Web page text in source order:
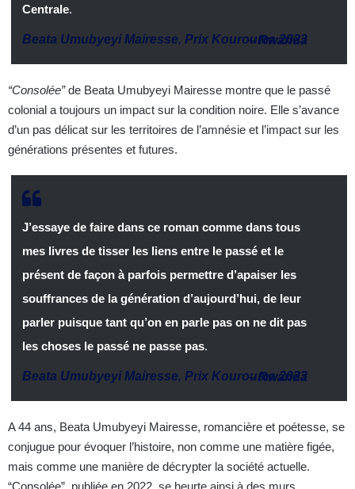
Centrale.
Beata Umubyeyi Mairesse, Prix Kourouma 2023
–Rwanda
“Consolée”de Beata Umubyeyi Mairesse montre que le passé
colonial a toujours un impact sur la condition noire. Elle s’avance
d’un pas délicat sur les territoires de l’amnésie et l’impact sur les
générations présentes et futures.
J’essaye de faire dans ce roman comme dans tous
mes livres de tisser les liens entre le passé et le
présent de façon à parfois permettre d’apaiser les
souffrances de la génération d’aujourd’hui, de leur
parler puisque tant qu’on en parle pas on ne dit pas
les choses le passé ne passe pas.
Beata Umubyeyi Mairesse, Prix Kourouma 2023
–Rwanda
A 44 ans, Beata Umubyeyi Mairesse, romancière et poétesse, se
conjugue pour évoquer l’histoire, non comme une matière figée,
mais comme une manière de décrypter la société actuelle.